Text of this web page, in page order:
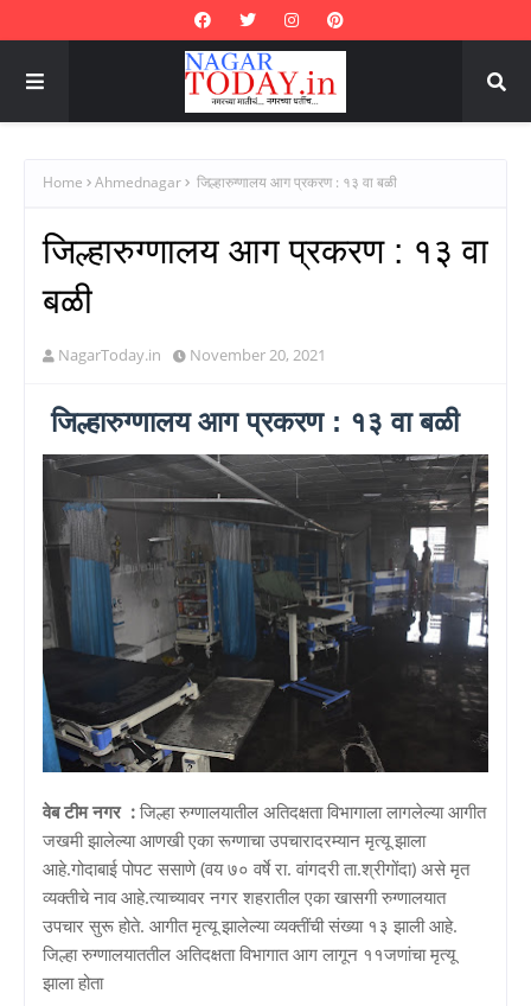
Home Ahmednagar जिल्हारुग्णालय आग प्रकरण : १३ वा बळी
जिल्हारुग्णालय आग प्रकरण : १३ वा
बळी
NagarToday.in November 20, 2021
जिल्हारुग्णालय आग प्रकरण : १३ वा बळी
वेब टीम नगर : जिल्हा रुग्णालयातील अतिदक्षता विभागाला लागलेल्या आगीत
जखमी झालेल्या आणखी एका रूग्णाचा उपचारादरम्यान मृत्यू झाला
आहे.गोदाबाई पोपट ससाणे (वय ७० वर्षे रा. वांगदरी ता.श्रीगोंदा) असे मृत
व्यक्तीचे नाव आहे.त्याच्यावर नगर शहरातील एका खासगी रुग्णालयात
उपचार सुरू होते. आगीत मृत्यू झालेल्या व्यक्तींची संख्या १३ झाली आहे.
जिल्हा रुग्णालयाततील अतिदक्षता विभागात आग लागून ११जणांचा मृत्यू
झाला होता